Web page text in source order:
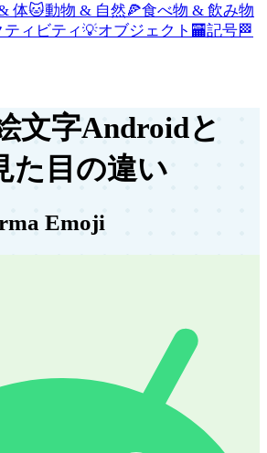
体🐱動物 & 自然🍕食べ物 & 飲み物
ティビティ💡オブジェクト 🏧記号🏁
文字Androidと
た目の違い
Emoji